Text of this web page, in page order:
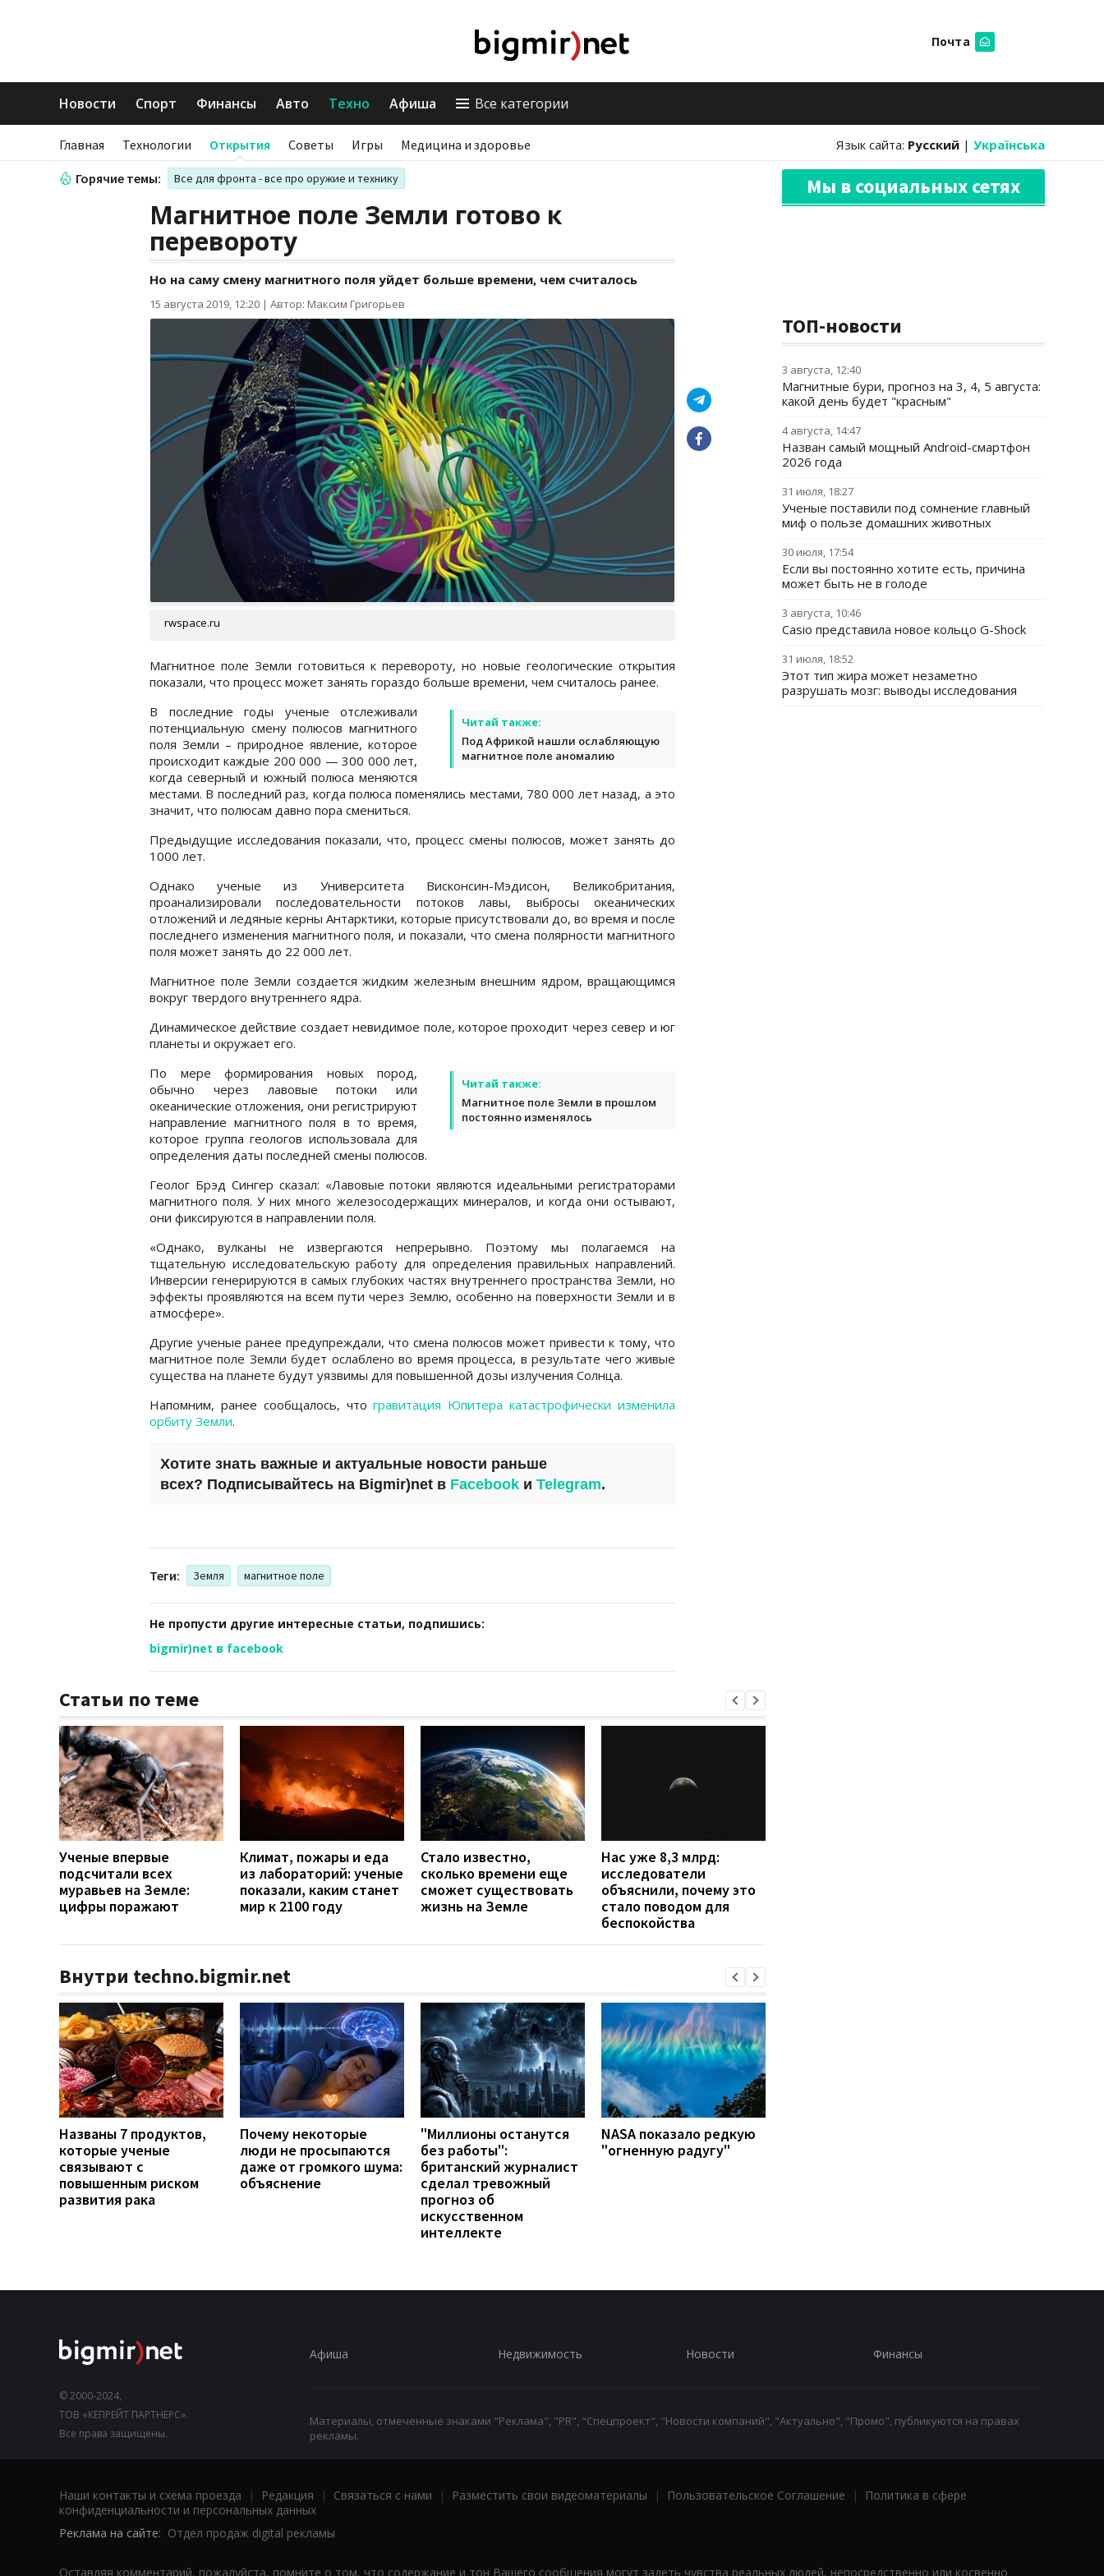
Почта
Новости Спорт Финансы Авто Техно Афиша Все категории
Главная Технологии Открытия Советы Игры Медицина и здоровье Язык сайта: Русский | Українська
Горячие темы: Все для фронта - все про оружие и технику
Магнитное поле Земли готово к
перевороту
Но на саму смену магнитного поля уйдет больше времени, чем считалось
15 августа 2019, 12:20 | Автор: Максим Григорьев
rwspace.ru
Магнитное поле Земли готовиться к перевороту, но новые геологические открытия
показали, что процесс может занять гораздо больше времени, чем считалось ранее.
Читай также:
Под Африкой нашли ослабляющую
магнитное поле аномалию
В последние годы ученые отслеживали
потенциальную смену полюсов магнитного
поля Земли – природное явление, которое
происходит каждые 200 000 — 300 000 лет,
когда северный и южный полюса меняются
местами. В последний раз, когда полюса поменялись местами, 780 000 лет назад, а это
значит, что полюсам давно пора смениться.
Предыдущие исследования показали, что, процесс смены полюсов, может занять до
1000 лет.
Однако ученые из Университета Висконсин-Мэдисон, Великобритания,
проанализировали последовательности потоков лавы, выбросы океанических
отложений и ледяные керны Антарктики, которые присутствовали до, во время и после
последнего изменения магнитного поля, и показали, что смена полярности магнитного
поля может занять до 22 000 лет.
Магнитное поле Земли создается жидким железным внешним ядром, вращающимся
вокруг твердого внутреннего ядра.
Динамическое действие создает невидимое поле, которое проходит через север и юг
планеты и окружает его.
Читай также:
Магнитное поле Земли в прошлом
постоянно изменялось
По мере формирования новых пород,
обычно через лавовые потоки или
океанические отложения, они регистрируют
направление магнитного поля в то время,
которое группа геологов использовала для
определения даты последней смены полюсов.
Геолог Брэд Сингер сказал: «Лавовые потоки являются идеальными регистраторами
магнитного поля. У них много железосодержащих минералов, и когда они остывают,
они фиксируются в направлении поля.
«Однако, вулканы не извергаются непрерывно. Поэтому мы полагаемся на
тщательную исследовательскую работу для определения правильных направлений.
Инверсии генерируются в самых глубоких частях внутреннего пространства Земли, но
эффекты проявляются на всем пути через Землю, особенно на поверхности Земли и в
атмосфере».
Другие ученые ранее предупреждали, что смена полюсов может привести к тому, что
магнитное поле Земли будет ослаблено во время процесса, в результате чего живые
существа на планете будут уязвимы для повышенной дозы излучения Солнца.
Напомним, ранее сообщалось, чтогравитация Юпитера катастрофически изменила
орбиту Земли.
Хотите знать важные и актуальные новости раньше
всех? Подписывайтесь на Bigmir)net в Facebook и Telegram.
Теги: Земля магнитное поле
Не пропусти другие интересные статьи, подпишись:
bigmir)net в facebook
Статьи по теме
Ученые впервые
подсчитали всех
муравьев на Земле:
цифры поражают
Климат, пожары и еда
из лабораторий: ученые
показали, каким станет
мир к 2100 году
Стало известно,
сколько времени еще
сможет существовать
жизнь на Земле
Нас уже 8,3 млрд:
исследователи
объяснили, почему это
стало поводом для
беспокойства
Внутри techno.bigmir.net
Названы 7 продуктов,
которые ученые
связывают с
повышенным риском
развития рака
Почему некоторые
люди не просыпаются
даже от громкого шума:
объяснение
"Миллионы останутся
без работы":
британский журналист
сделал тревожный
прогноз об
искусственном
интеллекте
NASA показало редкую
"огненную радугу"
Мы в социальных сетях
ТОП-новости
3 августа, 12:40
Магнитные бури, прогноз на 3, 4, 5 августа:
какой день будет "красным"
4 августа, 14:47
Назван самый мощный Android-смартфон
2026 года
31 июля, 18:27
Ученые поставили под сомнение главный
миф о пользе домашних животных
30 июля, 17:54
Если вы постоянно хотите есть, причина
может быть не в голоде
3 августа, 10:46
Casio представила новое кольцо G-Shock
31 июля, 18:52
Этот тип жира может незаметно
разрушать мозг: выводы исследования
© 2000-2024,
ТОВ «КЕПРЕЙТ ПАРТНЕРС».
Все права защищены.
Афиша Недвижимость Новости Финансы
Материалы, отмеченные знаками "Реклама", "PR", "Спецпроект", "Новости компаний", "Актуально", "Промо", публикуются на правах
рекламы.
Наши контакты и схема проезда | Редакция | Связаться с нами | Разместить свои видеоматериалы | Пользовательское Соглашение |
Политика в сфере
конфиденциальности и персональных данных
Реклама на сайте: Отдел продаж digital рекламы
Оставляя комментарий, пожалуйста, помните о том, что содержание и тон Вашего сообщения могут задеть чувства реальных людей, непосредственно или косвенно